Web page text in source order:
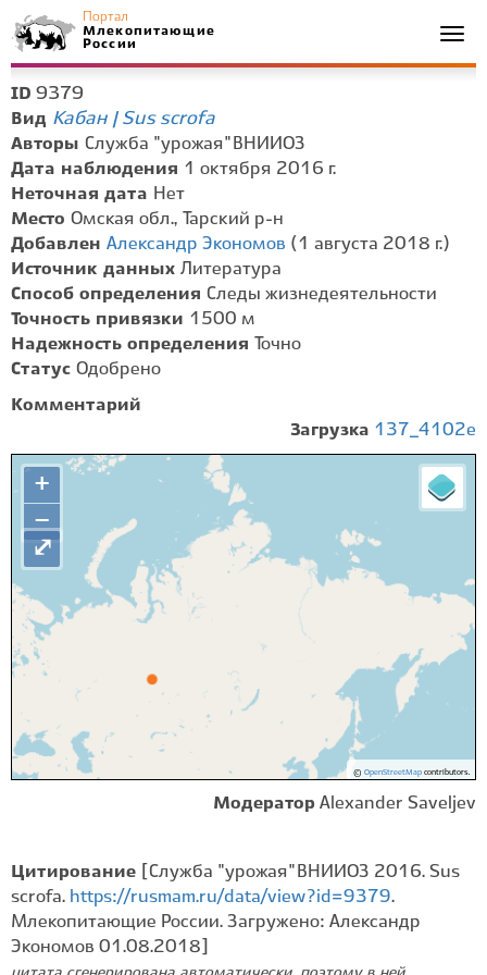
Портал
Млекопитающие
России
ID 9379
Вид Кабан | Sus scrofa
Авторы Служба "урожая" ВНИИОЗ
Дата наблюдения 1 октября 2016 г.
Неточная дата Нет
Место Омская обл., Тарский р-н
Добавлен Александр Экономов (1 августа 2018 г.)
Источник данных Литература
Способ определения Следы жизнедеятельности
Точность привязки 1500 м
Надежность определения
Точно
Статус Одобрено
Комментарий
Загрузка 137_4102e
+
−
© OpenStreetMapcontributors.
⤢
Модератор Alexander Saveljev
Цитирование
[Служба "урожая" ВНИИОЗ 2016. Sus
scrofa. https://rusmam.ru/data/view?id=9379.
Млекопитающие России. Загружено: Александр
Экономов 01.08.2018]